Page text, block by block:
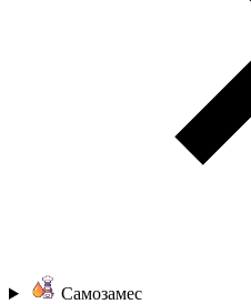
Самозамес